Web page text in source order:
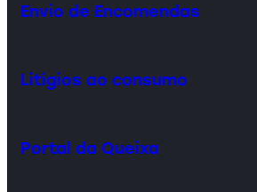
Envio de Encomendas
Litígios ao consumo
Portal da Queixa